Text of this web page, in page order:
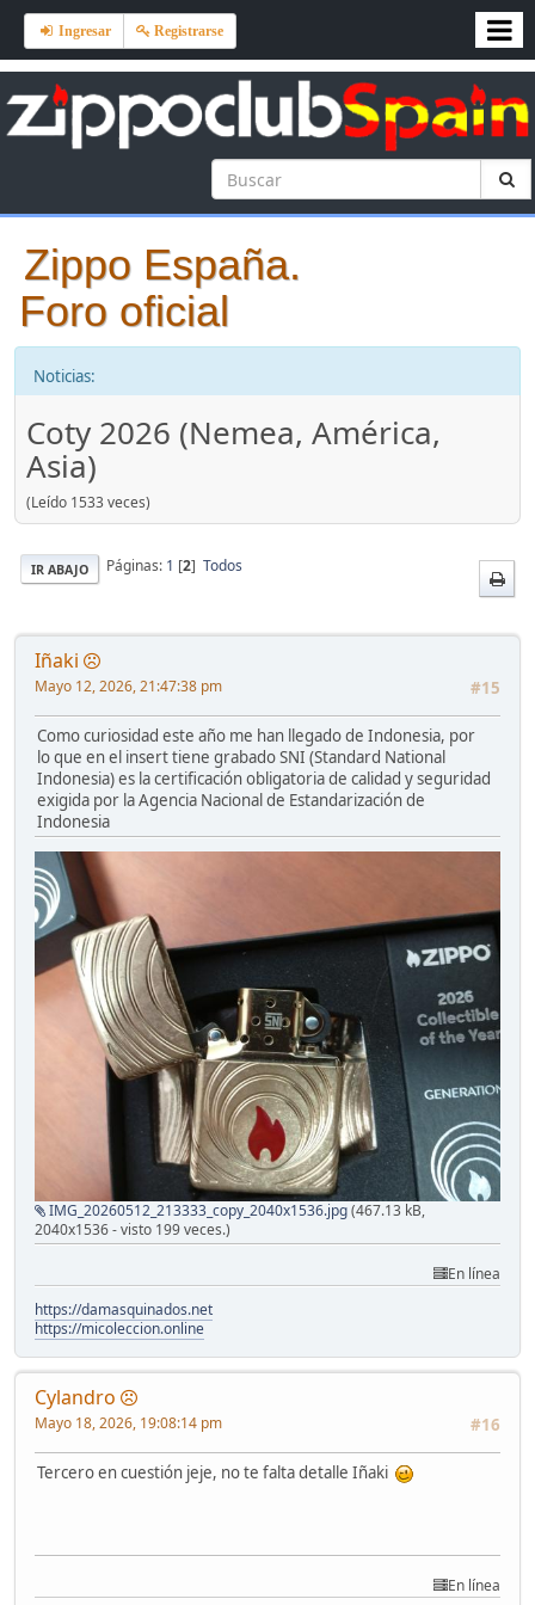
Ingresar Registrarse
Zippo España.
Foro oficial
Noticias:
Coty 2026 (Nemea, América,
Asia)
(Leído 1533 veces)
IR ABAJO Páginas: 1 [2] Todos
Iñaki
#15
Mayo 12, 2026, 21:47:38 pm
Como curiosidad este año me han llegado de Indonesia, por
lo que en el insert tiene grabado SNI (Standard National
Indonesia) es la certificación obligatoria de calidad y seguridad
exigida por la Agencia Nacional de Estandarización de
Indonesia
IMG_20260512_213333_copy_2040x1536.jpg(467.13 kB,
2040x1536 - visto 199 veces.)
En línea
https://damasquinados.net
https://micoleccion.online
Cylandro
#16
Mayo 18, 2026, 19:08:14 pm
Tercero en cuestión jeje, no te falta detalle Iñaki
En línea